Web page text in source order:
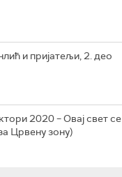
и пријатељи, 2. део
2020 – Овај свет се
Црвену зону)